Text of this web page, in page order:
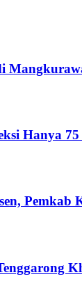
Hanya
Pemkab